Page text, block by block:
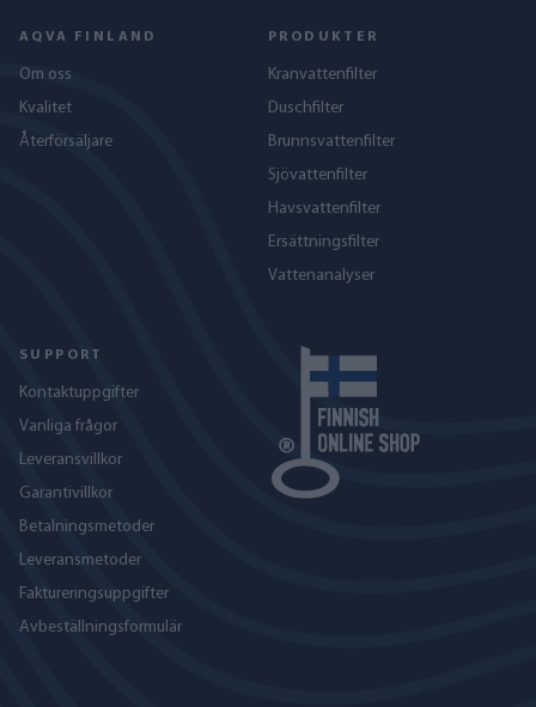
AQVA FINLAND
Om oss
Kvalitet
Återförsäljare
PRODUKTER
Kranvattenfilter
Duschfilter
Brunnsvattenfilter
Sjövattenfilter
Havs­vattenfilter
Ersättningsfilter
Vattenanalyser
SUPPORT
Kontaktuppgifter
Vanliga frågor
Leveransvillkor
Garantivillkor
Betalningsmetoder
Leveransmetoder
Faktureringsuppgifter
Avbeställningsformulär